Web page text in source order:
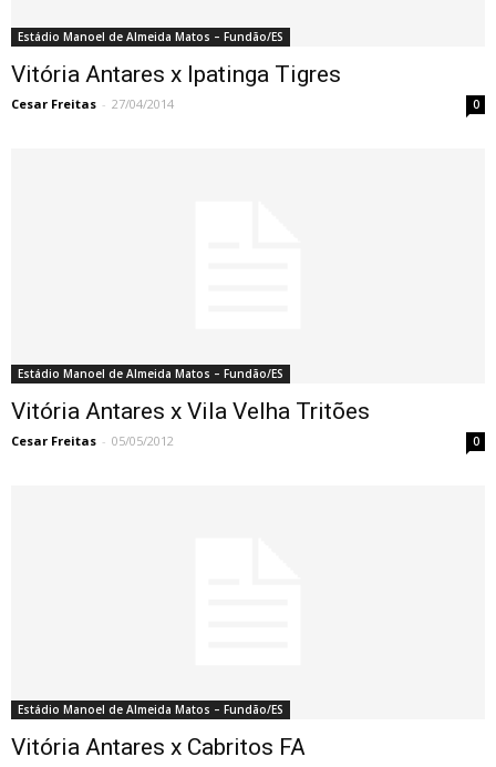
Estádio Manoel de Almeida Matos – Fundão/ES
Vitória Antares x Ipatinga Tigres
Cesar Freitas - 27/04/2014 0
Estádio Manoel de Almeida Matos – Fundão/ES
Vitória Antares x Vila Velha Tritões
Cesar Freitas - 05/05/2012 0
Estádio Manoel de Almeida Matos – Fundão/ES
Vitória Antares x Cabritos FA